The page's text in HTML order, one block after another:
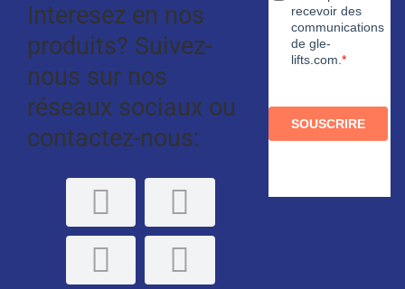
Interesez en nos
produits? Suivez-
nous sur nos
réseaux sociaux ou
contactez-nous: